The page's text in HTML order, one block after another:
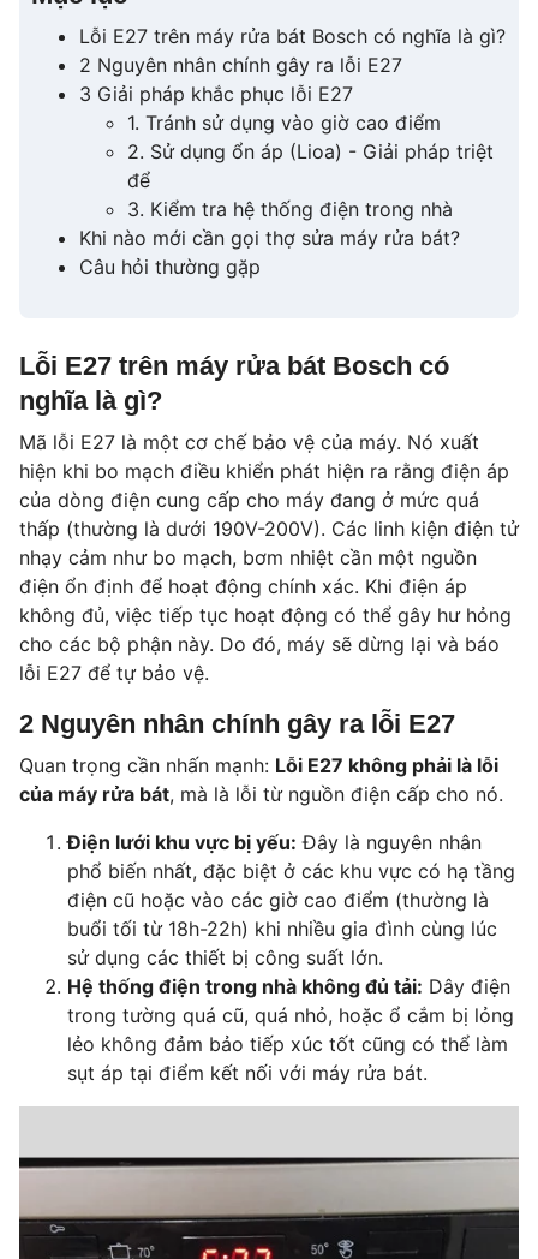
Lỗi E27 trên máy rửa bát Bosch có nghĩa là gì?
2 Nguyên nhân chính gây ra lỗi E27
3 Giải pháp khắc phục lỗi E27
1. Tránh sử dụng vào giờ cao điểm
2. Sử dụng ổn áp (Lioa) - Giải pháp triệt
để
3. Kiểm tra hệ thống điện trong nhà
Khi nào mới cần gọi thợ sửa máy rửa bát?
Câu hỏi thường gặp
Lỗi E27 trên máy rửa bát Bosch có
nghĩa là gì?
Mã lỗi E27 là một cơ chế bảo vệ của máy. Nó xuất
hiện khi bo mạch điều khiển phát hiện ra rằng điện áp
của dòng điện cung cấp cho máy đang ở mức quá
thấp (thường là dưới 190V-200V). Các linh kiện điện tử
nhạy cảm như bo mạch, bơm nhiệt cần một nguồn
điện ổn định để hoạt động chính xác. Khi điện áp
không đủ, việc tiếp tục hoạt động có thể gây hư hỏng
cho các bộ phận này. Do đó, máy sẽ dừng lại và báo
lỗi E27 để tự bảo vệ.
2 Nguyên nhân chính gây ra lỗi E27
Quan trọng cần nhấn mạnh: Lỗi E27 không phải là lỗi
của máy rửa bát, mà là lỗi từ nguồn điện cấp cho nó.
Điện lưới khu vực bị yếu: Đây là nguyên nhân
phổ biến nhất, đặc biệt ở các khu vực có hạ tầng
điện cũ hoặc vào các giờ cao điểm (thường là
buổi tối từ 18h-22h) khi nhiều gia đình cùng lúc
sử dụng các thiết bị công suất lớn.
Hệ thống điện trong nhà không đủ tải: Dây điện
trong tường quá cũ, quá nhỏ, hoặc ổ cắm bị lỏng
lẻo không đảm bảo tiếp xúc tốt cũng có thể làm
sụt áp tại điểm kết nối với máy rửa bát.